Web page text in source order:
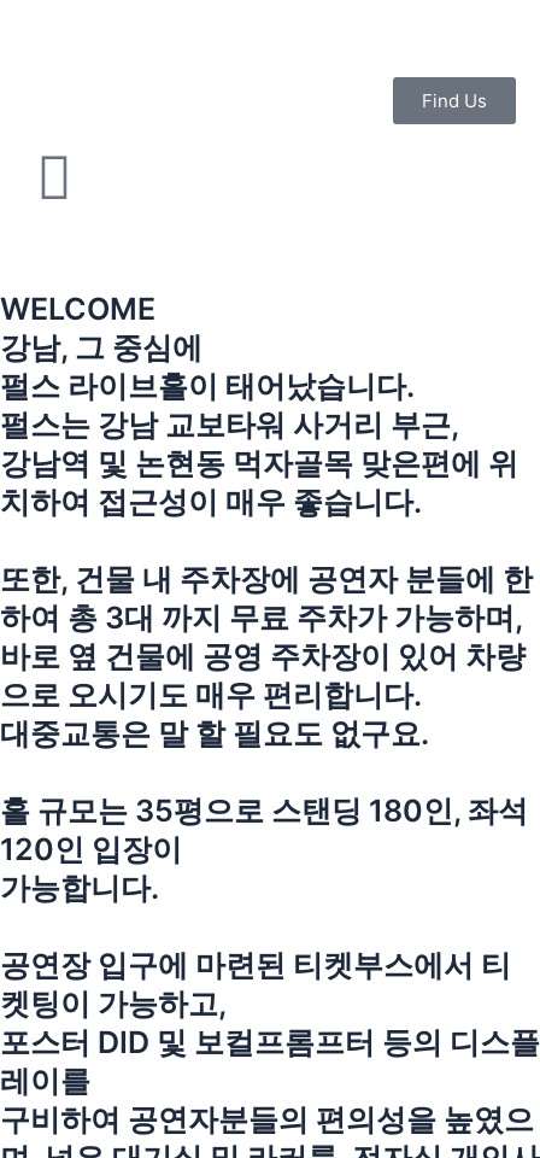
Find Us
WELCOME
강남, 그 중심에
펄스 라이브홀이 태어났습니다.
펄스는 강남 교보타워 사거리 부근,
강남역 및 논현동 먹자골목 맞은편에 위
치하여 접근성이 매우 좋습니다.
또한, 건물 내 주차장에 공연자 분들에 한
하여 총 3대 까지 무료 주차가 가능하며,
바로 옆 건물에 공영 주차장이 있어 차량
으로 오시기도 매우 편리합니다.
대중교통은 말 할 필요도 없구요.
홀 규모는 35평으로 스탠딩 180인, 좌석
120인 입장이
가능합니다.
공연장 입구에 마련된 티켓부스에서 티
켓팅이 가능하고,
포스터 DID 및 보컬프롬프터 등의 디스플
레이를
구비하여 공연자분들의 편의성을 높였으